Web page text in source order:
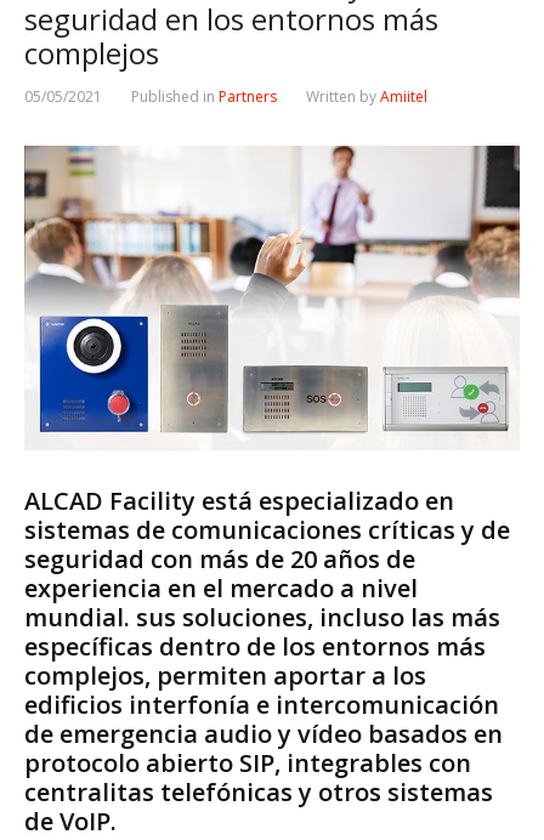
seguridad en los entornos más
complejos
05/05/2021 Published in Partners Written byAmiitel
ALCAD Facility está especializado en
sistemas de comunicaciones críticas y de
seguridad con más de 20 años de
experiencia en el mercado a nivel
mundial. sus soluciones, incluso las más
específicas dentro de los entornos más
complejos, permiten aportar a los
edificios interfonía e intercomunicación
de emergencia audio y vídeo basados en
protocolo abierto SIP, integrables con
centralitas telefónicas y otros sistemas
de VoIP.